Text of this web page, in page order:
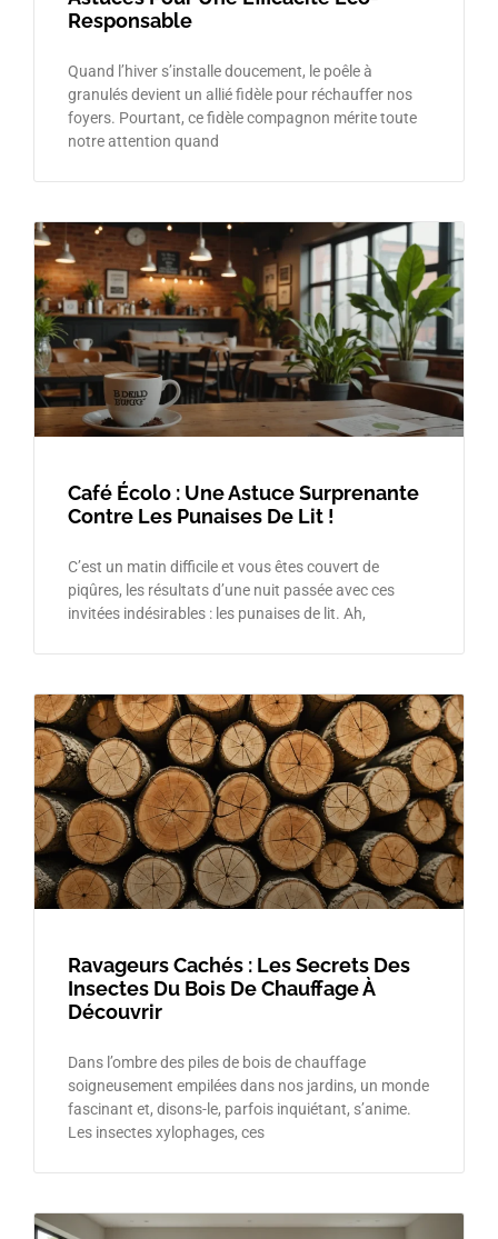
Responsable
Quand l’hiver s’installe doucement, le poêle à
granulés devient un allié fidèle pour réchauffer nos
foyers. Pourtant, ce fidèle compagnon mérite toute
notre attention quand
Café Écolo : Une Astuce Surprenante
Contre Les Punaises De Lit !
C’est un matin difficile et vous êtes couvert de
piqûres, les résultats d’une nuit passée avec ces
invitées indésirables : les punaises de lit. Ah,
Ravageurs Cachés : Les Secrets Des
Insectes Du Bois De Chauffage À
Découvrir
Dans l’ombre des piles de bois de chauffage
soigneusement empilées dans nos jardins, un monde
fascinant et, disons-le, parfois inquiétant, s’anime.
Les insectes xylophages, ces